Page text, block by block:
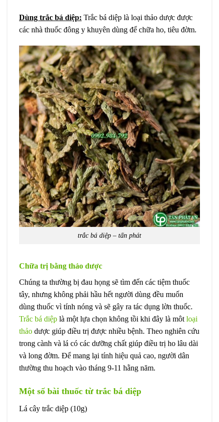
Dùng trắc bá diệp: Trắc bá diệp là loại thảo dược được
các nhà thuốc đông y khuyên dùng để chữa ho, tiêu đờm.
trắc bá diệp – tấn phát
Chữa trị bằng thảo dược
Chúng ta thường bị đau họng sẽ tìm đến các tiệm thuốc
tây, nhưng không phải hầu hết người dùng đều muốn
dùng thuốc vì tính nóng và sẽ gây ra tác dụng lờn thuốc.
Trắc bá diệp là một lựa chọn không tồi khi đây là môt loại
thảo dược giúp điều trị được nhiều bệnh. Theo nghiên cứu
trong cành và lá có các dưỡng chất giúp điều trị ho lâu dài
và long đờm. Để mang lại tính hiệu quả cao, người dân
thường thu hoạch vào tháng 9-11 hằng năm.
Một số bài thuốc từ trắc bá diệp
Lá cây trắc diệp (10g)